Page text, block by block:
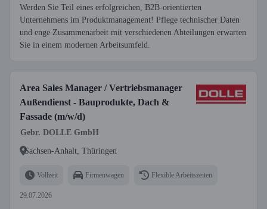
Werden Sie Teil eines erfolgreichen, B2B-orientierten
Unternehmens im Produktmanagement! Pflege technischer Daten
und enge Zusammenarbeit mit verschiedenen Abteilungen erwarten
Sie in einem modernen Arbeitsumfeld.
Area Sales Manager / Vertriebsmanager
Außendienst - Bauprodukte, Dach &
Fassade (m/w/d)
Gebr. DOLLE GmbH
Sachsen-Anhalt, Thüringen
Vollzeit Firmenwagen Flexible Arbeitszeiten
29.07.2026